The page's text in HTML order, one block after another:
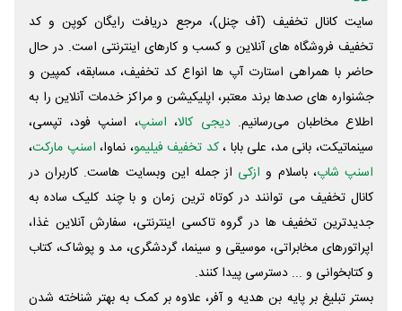
سایت کانال تخفیف (آف چنل)، مرجع دریافت رایگان کوپن و کد
تخفیف فروشگاه های آنلاین و کسب و‌ کارهای اینترنتی است. در حال
حاضر با همراهی استارت آپ ها انواع کد تخفیف، مسابقه، کمپین و
جشنواره های صدها برند معتبر، اپلیکیشن و مراکز خدمات آنلاین را به
اطلاع مخاطبان می‌رسانیم. دیجی کالا، اسنپ، اسنپ فود، تپسی،
سینماتیکت، بانی مد، علی‌ بابا ،کد تخفیف فیلیمو، نماوا، اسنپ مارکت،
اسنپ شاپ، باسلام و ازکی از جمله این وبسایت ‌هاست. کاربران در
کانال تخفیف می توانند در کوتاه ترین زمان و با چند کلیک ساده به
جدیدترین تخفیف ها در گروه تاکسی اینترنتی، سفارش آنلاین غذا،
اپراتورهای مخابراتی، موسیقی و سینما، گردشگری، مد و پوشاک، کتاب
و کتابخوانی و ... دسترسی پیدا کنند.
بستر تبلیغ بر پایه بن هدیه و آفر، علاوه بر کمک به بهتر شناخته شدن